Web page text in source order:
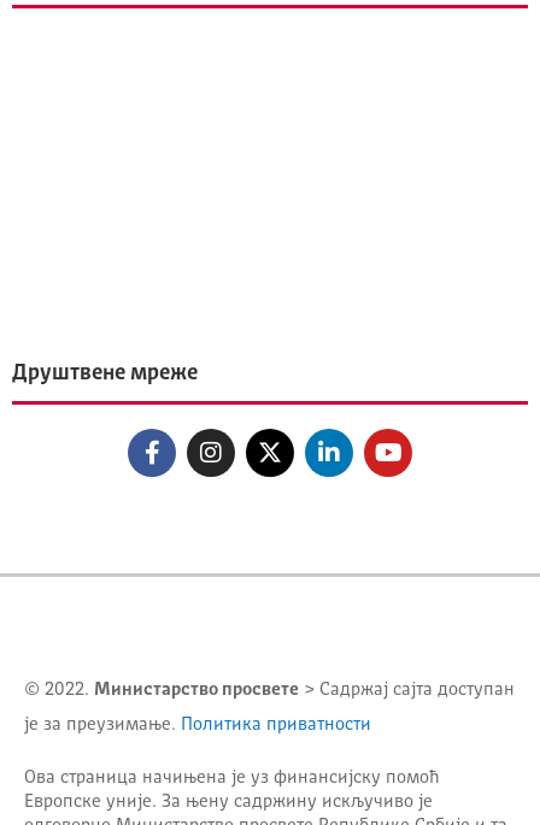
Друштвене мреже
© 2022. Министарство просвете > Садржај сајта доступан
је за преузимање. Политика приватности
Ова страница начињена је уз финансијску помоћ
Европске уније. За њену садржину искључиво је